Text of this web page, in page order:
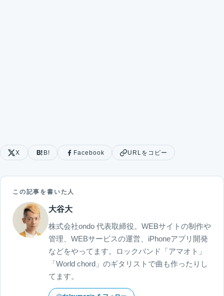
X B! Facebook URLをコピー
この記事を書いた人
大谷大
株式会社ondo 代表取締役。WEBサイトの制作や
管理、WEBサービスの運営、iPhoneアプリ開発
などをやってます。ロックバンド「アマオト」
「World chord」のギタリストで曲も作ったりし
てます。